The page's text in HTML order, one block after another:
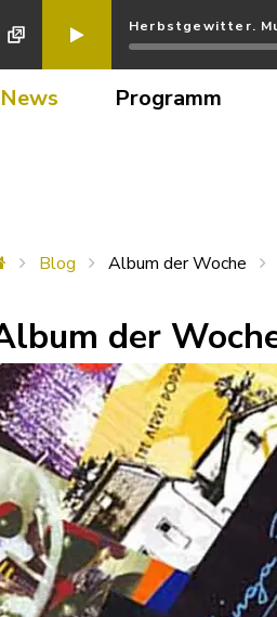
Herbstgewitter.
News Programm
Blog Album der Woche
der